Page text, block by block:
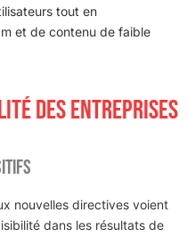
tout en
et de contenu de faible
DES ENTREPRISES
nouvelles directives voient
dans les résultats de